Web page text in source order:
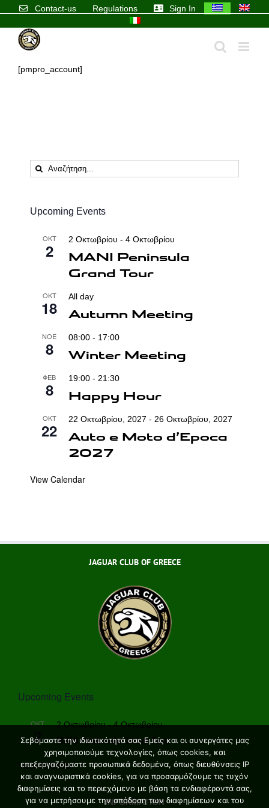
content
Contact-us Regulations Sign In
[pmpro_account]
Αναζήτηση
...
Upcoming Events
ΟΚΤ
2
2 Οκτωβρίου - 4 Οκτωβρίου
MANI Peninsula
Grand Tour
ΟΚΤ
18
All day
Autumn Meeting
ΝΟΈ
8
08:00 - 17:00
Winter Meeting
ΦΕΒ
8
19:00 - 21:30
Happy Hour
ΟΚΤ
22
22 Οκτωβρίου, 2027 - 26 Οκτωβρίου, 2027
Auto e Moto d’Epoca
2027
View Calendar
JAGUAR CLUB OF GREECE
Upcoming Events
ΟΚΤ
2
2 Οκτωβρίου-4 Οκτωβρίου
MANI Peninsula Grand Tour
View Calendar
INFORMATION
Σεβόμαστε την ιδιωτικότητά σας Εμείς και οι συνεργάτες μας
χρησιμοποιούμε τεχνολογίες, όπως cookies, και
επεξεργαζόμαστε προσωπικά δεδομένα, όπως διευθύνσεις IP
και αναγνωριστικά cookies, για να προσαρμόζουμε τις τυχόν
διαφημίσεις και το περιεχόμενο με βάση τα ενδιαφέροντά σας,
για να μετρήσουμε την απόδοση των διαφημίσεων και του